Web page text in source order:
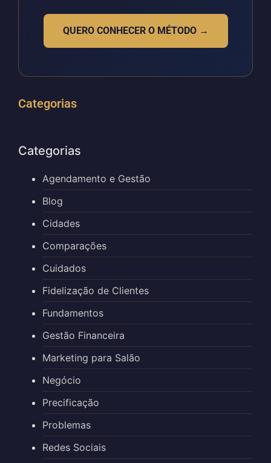
QUERO CONHECER O MÉTODO →
Categorias
Categorias
Agendamento e Gestão
Blog
Cidades
Comparações
Cuidados
Fidelização de Clientes
Fundamentos
Gestão Financeira
Marketing para Salão
Negócio
Precificação
Problemas
Redes Sociais